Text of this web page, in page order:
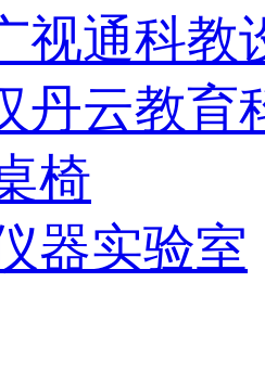
视通科教
丹云教育
椅
器实验室